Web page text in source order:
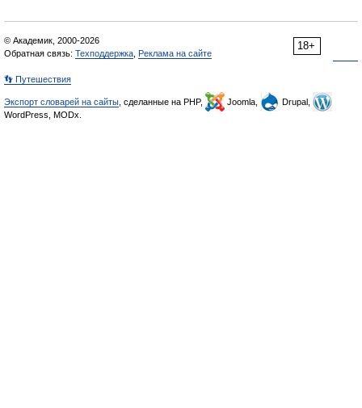
18+
© Академик, 2000-2026
Обратная связь: Техподдержка Реклама на сайте
👣 Путешествия
Экспорт словарей на сайты , сделанные на PHP, Joomla,
Drupal,
WordPress, MODx.